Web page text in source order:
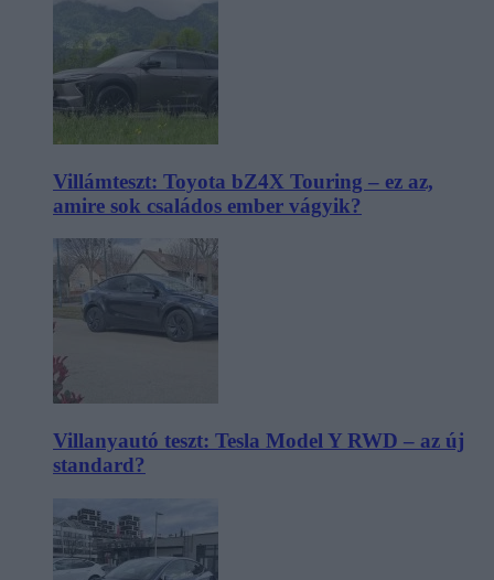
Villámteszt: Toyota bZ4X Touring – ez az,
amire sok családos ember vágyik?
Villanyautó teszt: Tesla Model Y RWD – az új
standard?